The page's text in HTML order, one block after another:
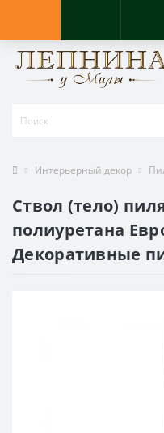
Интерьерный декор
Ствол (тело)
полиуретана
Декоративные